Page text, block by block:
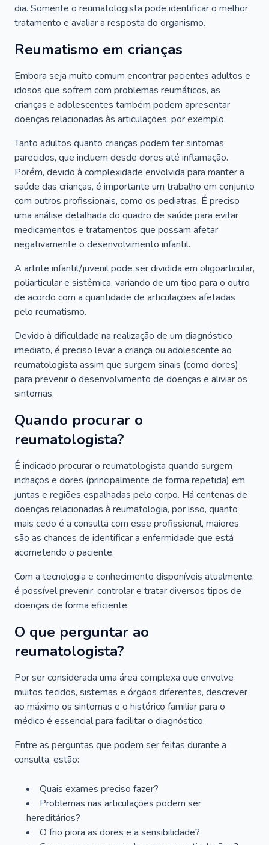
dia. Somente o reumatologista pode identificar o melhor
tratamento e avaliar a resposta do organismo.
Reumatismo em crianças
Embora seja muito comum encontrar pacientes adultos e
idosos que sofrem com problemas reumáticos, as
crianças e adolescentes também podem apresentar
doenças relacionadas às articulações, por exemplo.
Tanto adultos quanto crianças podem ter sintomas
parecidos, que incluem desde dores até inflamação.
Porém, devido à complexidade envolvida para manter a
saúde das crianças, é importante um trabalho em conjunto
com outros profissionais, como os pediatras. É preciso
uma análise detalhada do quadro de saúde para evitar
medicamentos e tratamentos que possam afetar
negativamente o desenvolvimento infantil.
A artrite infantil/juvenil pode ser dividida em oligoarticular,
poliarticular e sistêmica, variando de um tipo para o outro
de acordo com a quantidade de articulações afetadas
pelo reumatismo.
Devido à dificuldade na realização de um diagnóstico
imediato, é preciso levar a criança ou adolescente ao
reumatologista assim que surgem sinais (como dores)
para prevenir o desenvolvimento de doenças e aliviar os
sintomas.
Quando procurar o
reumatologista?
É indicado procurar o reumatologista quando surgem
inchaços e dores (principalmente de forma repetida) em
juntas e regiões espalhadas pelo corpo. Há centenas de
doenças relacionadas à reumatologia, por isso, quanto
mais cedo é a consulta com esse profissional, maiores
são as chances de identificar a enfermidade que está
acometendo o paciente.
Com a tecnologia e conhecimento disponíveis atualmente,
é possível prevenir, controlar e tratar diversos tipos de
doenças de forma eficiente.
O que perguntar ao
reumatologista?
Por ser considerada uma área complexa que envolve
muitos tecidos, sistemas e órgãos diferentes, descrever
ao máximo os sintomas e o histórico familiar para o
médico é essencial para facilitar o diagnóstico.
Entre as perguntas que podem ser feitas durante a
consulta, estão:
Quais exames preciso fazer?
Problemas nas articulações podem ser
hereditários?
O frio piora as dores e a sensibilidade?